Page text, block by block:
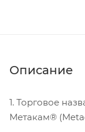
Описание
1. Торговое
Метакам®